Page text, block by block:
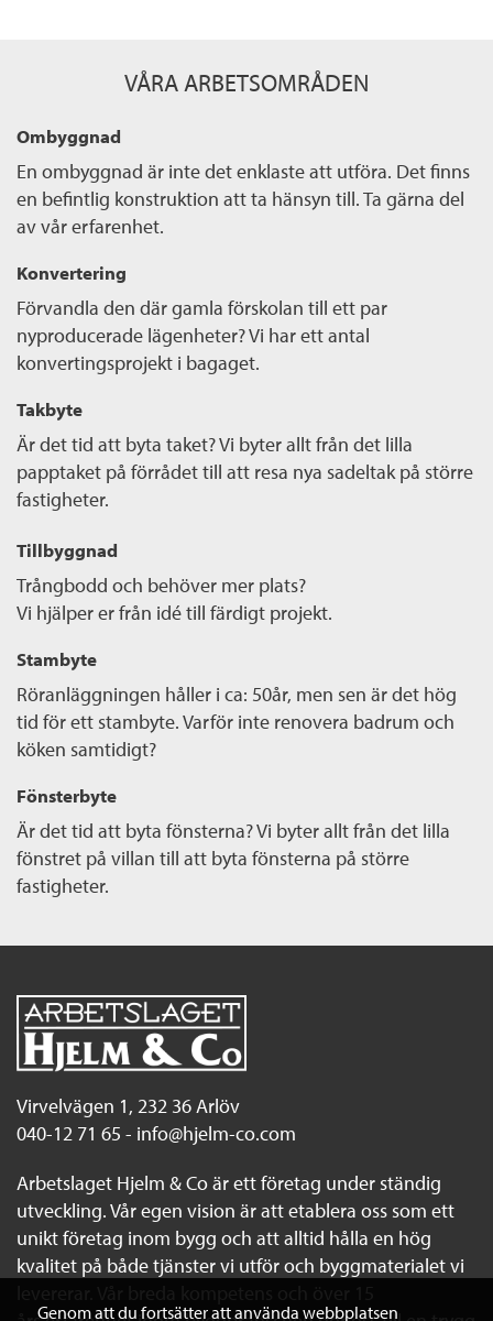
VÅRA ARBETSOMRÅDEN
Ombyggnad
En ombyggnad är inte det enklaste att utföra. Det finns
en befintlig konstruktion att ta hänsyn till. Ta gärna del
av vår erfarenhet.
Konvertering
Förvandla den där gamla förskolan till ett par
nyproducerade lägenheter? Vi har ett antal
konvertingsprojekt i bagaget.
Takbyte
Är det tid att byta taket? Vi byter allt från det lilla
papptaket på förrådet till att resa nya sadeltak på större
fastigheter.
Tillbyggnad
Trångbodd och behöver mer plats?
Vi hjälper er från idé till färdigt projekt.
Stambyte
Röranläggningen håller i ca: 50år, men sen är det hög
tid för ett stambyte. Varför inte renovera badrum och
köken samtidigt?
Fönsterbyte
Är det tid att byta fönsterna? Vi byter allt från det lilla
fönstret på villan till att byta fönsterna på större
fastigheter.
Virvelvägen 1, 232 36 Arlöv
040-12 71 65 - info@hjelm-co.com
Arbetslaget Hjelm & Co är ett företag under ständig
utveckling. Vår egen vision är att etablera oss som ett
unikt företag inom bygg och att alltid hålla en hög
kvalitet på både tjänster vi utför och byggmaterialet vi
Genom att du fortsätter att använda webbplatsen